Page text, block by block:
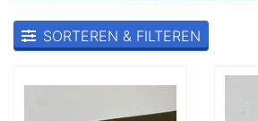
SORTEREN & FILTEREN